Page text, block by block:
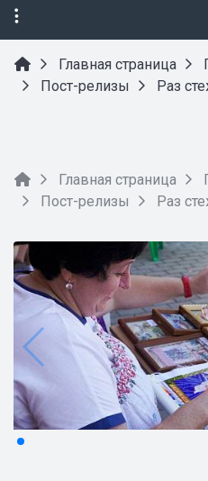
Главная страница
Пост-релизы
Раз
Главная страница
Пост-релизы
Раз